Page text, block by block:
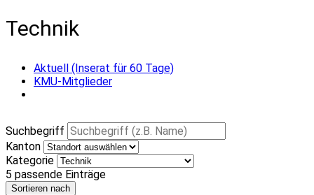
Technik
Aktuell (Inserat für 60 Tage)
KMU-Mitglieder
Suchbegriff
Kanton
Kategorie
5 passende Einträge
Sortieren nach